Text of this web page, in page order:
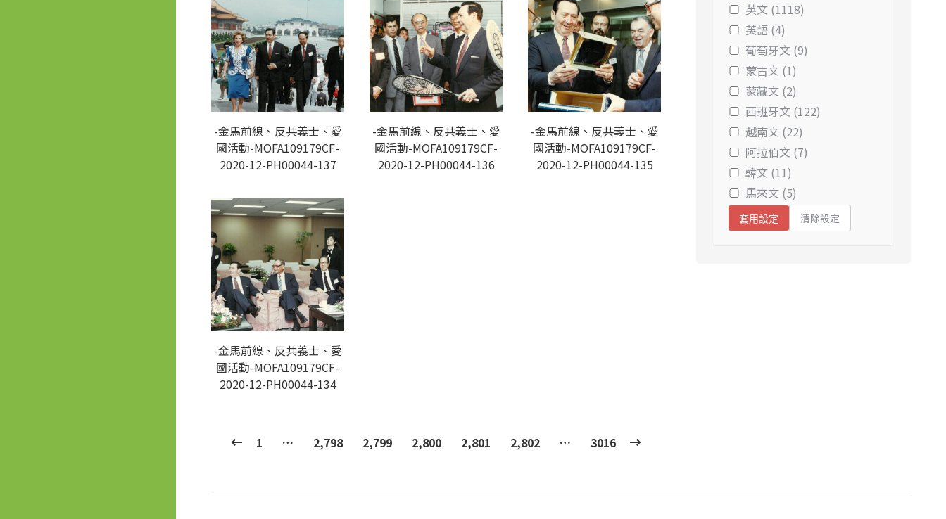
-金馬前線、反共義士、愛
國活動-MOFA109179CF-
2020-12-PH00044-137
-金馬前線、反共義士、愛
國活動-MOFA109179CF-
2020-12-PH00044-136
-金馬前線、反共義士、愛
國活動-MOFA109179CF-
2020-12-PH00044-135
-金馬前線、反共義士、愛
國活動-MOFA109179CF-
2020-12-PH00044-134
1 … 2,798 2,799 2,800 2,801 2,802 … 3016
英文 (1118)
英語 (4)
葡萄牙文 (9)
蒙古文 (1)
蒙藏文 (2)
西班牙文 (122)
越南文 (22)
阿拉伯文 (7)
韓文 (11)
馬來文 (5)
套用設定 清除設定